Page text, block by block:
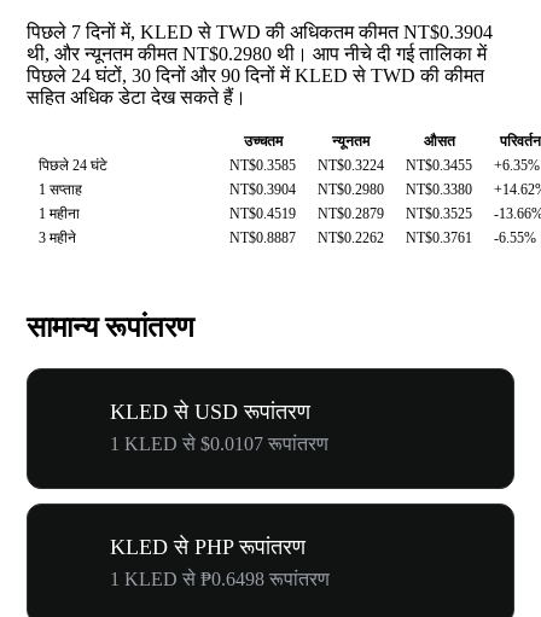
पिछले 7 दिनों में, KLED से TWD की अधिकतम कीमत NT$0.3904
थी, और न्यूनतम कीमत NT$0.2980 थी। आप नीचे दी गई तालिका में
पिछले 24 घंटों, 30 दिनों और 90 दिनों में KLED से TWD की कीमत
सहित अधिक डेटा देख सकते हैं।
उच्चतम न्यूनतम औसत
परिवर्तन
पिछले 24 घंटे
NT$0.3585 NT$0.3224 NT$0.3455
+6.35%
1 सप्ताह
NT$0.3904 NT$0.2980 NT$0.3380
1 महीना
NT$0.4519 NT$0.2879 NT$0.3525
-
3 महीने
NT$0.8887 NT$0.2262 NT$0.3761 -6.55%
सामान्य रूपांतरण
KLED से USD रूपांतरण
1 KLED से $0.0107 रूपांतरण
KLED से PHP रूपांतरण
1 KLED से ₱0.6498 रूपांतरण